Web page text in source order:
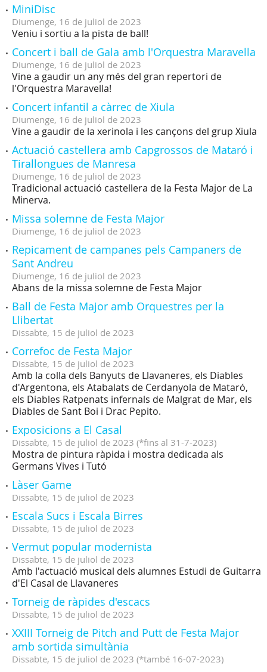
MiniDisc
Diumenge, 16 de juliol de 2023
Veniu i sortiu a la pista de ball!
Concert i ball de Gala amb l'Orquestra Maravella
Diumenge, 16 de juliol de 2023
Vine a gaudir un any més del gran repertori de
l'Orquestra Maravella!
Concert infantil a càrrec de Xiula
Diumenge, 16 de juliol de 2023
Vine a gaudir de la xerinola i les cançons del grup Xiula
Actuació castellera amb Capgrossos de Mataró i
Tirallongues de Manresa
Diumenge, 16 de juliol de 2023
Tradicional actuació castellera de la Festa Major de La
Minerva.
Missa solemne de Festa Major
Diumenge, 16 de juliol de 2023
Repicament de campanes pels Campaners de
Sant Andreu
Diumenge, 16 de juliol de 2023
Abans de la missa solemne de Festa Major
Ball de Festa Major amb Orquestres per la
Llibertat
Dissabte, 15 de juliol de 2023
Correfoc de Festa Major
Dissabte, 15 de juliol de 2023
Amb la colla dels Banyuts de Llavaneres, els Diables
d'Argentona, els Atabalats de Cerdanyola de Mataró,
els Diables Ratpenats infernals de Malgrat de Mar, els
Diables de Sant Boi i Drac Pepito.
Exposicions a El Casal
Dissabte, 15 de juliol de 2023 (*fins al 31-7-2023)
Mostra de pintura ràpida i mostra dedicada als
Germans Vives i Tutó
Làser Game
Dissabte, 15 de juliol de 2023
Escala Sucs i Escala Birres
Dissabte, 15 de juliol de 2023
Vermut popular modernista
Dissabte, 15 de juliol de 2023
Amb l'actuació musical dels alumnes Estudi de Guitarra
d'El Casal de Llavaneres
Torneig de ràpides d'escacs
Dissabte, 15 de juliol de 2023
XXIII Torneig de Pitch and Putt de Festa Major
amb sortida simultània
Dissabte, 15 de juliol de 2023 (*també 16-07-2023)